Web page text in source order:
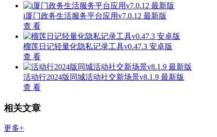
i厦门政务生活服务平台应用v7.0.12 最新版
查 看
榴莲日记轻量化隐私记录工具v0.47.3 安卓版
查 看
活动行2024版同城活动社交新场景v8.1.9 最新版
查 看
相关文章
更多+